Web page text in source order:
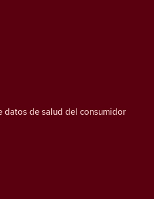
datos de salud del consumidor